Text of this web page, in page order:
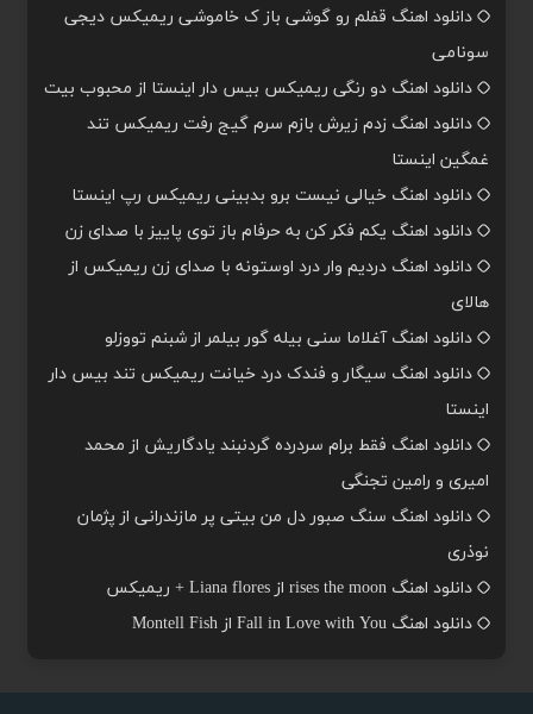
دانلود اهنگ قفلم رو گوشی باز ک خاموشی ریمیکس دیجی
سونامی
دانلود اهنگ دو رنگی ریمیکس بیس دار اینستا از محبوب بیت
دانلود اهنگ زدم زیرش بازم سرم گیج رفت ریمیکس تند
غمگین اینستا
دانلود اهنگ خیالی نیست برو بدبینی ریمیکس رپ اینستا
دانلود اهنگ یکم فکر کن به حرفام باز توی پاییز با صدای زن
دانلود اهنگ دردیم وار درد اوستونه با صدای زن ریمیکس از
هالای
دانلود اهنگ آغلاما سنی بیله گور بیلمر از شبنم تووزلو
دانلود اهنگ سیگار و فندک درد خیانت ریمیکس تند بیس دار
اینستا
دانلود اهنگ فقط برام سردرده گردنبند یادگاریش از محمد
امیری و رامین تجنگی
دانلود اهنگ سنگ صبور دل من بیتی پر مازندرانی از پژمان
نوذری
دانلود اهنگ rises the moon از Liana flores + ریمیکس
دانلود اهنگ Fall in Love with You از Montell Fish